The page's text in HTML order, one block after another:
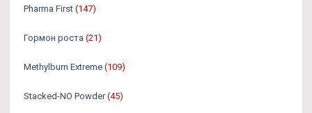
Pharma First (147)
Гормон роста (21)
Methylburn Extreme (109)
Stacked-NO Powder (45)